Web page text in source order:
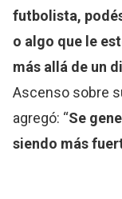
futbolista,
o algo que le
más allá de un
Ascenso sobre
agregó: “Se
siendo más